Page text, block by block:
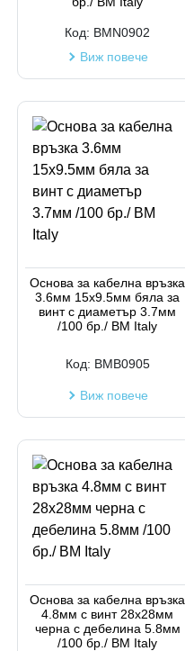
Код: BMN0902
Виж повече
Основа за кабелна връзка
3.6мм 15х9.5мм бяла за
винт с диаметър 3.7мм
/100 бр./ BM Italy
Код: BMB0905
Виж повече
Основа за кабелна връзка
4.8мм с винт 28х28мм
черна с дебелина 5.8мм
/100 бр./ BM Italy